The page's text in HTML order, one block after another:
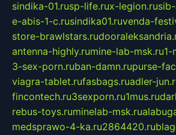
sindika-01.rusp-life.rux-legion.ru
e-abis-1-c.rusindika01.ruvenda-
store-brawlstars.ru
antenna-highly.rumine-lab-msk.ru1-
3-sex-porn.ruban-damn.rupurse-
viagra-tablet.rufasbags.ruadler-
fincontech.ru3sexporn.ru1mus.ru
rebus-toys.ruminelab-msk.ru
medsprawo-4-ka.ru2864420.ru